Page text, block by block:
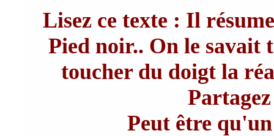
Lisez ce texte : Il
Pied noir.. On le savait
toucher du doigt la
Peut être